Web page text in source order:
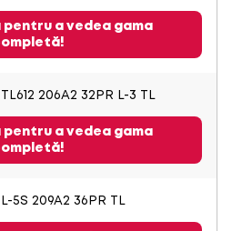
a vedea gama
206A2 32PR L-3 TL
a vedea gama
5S 209A2 36PR TL